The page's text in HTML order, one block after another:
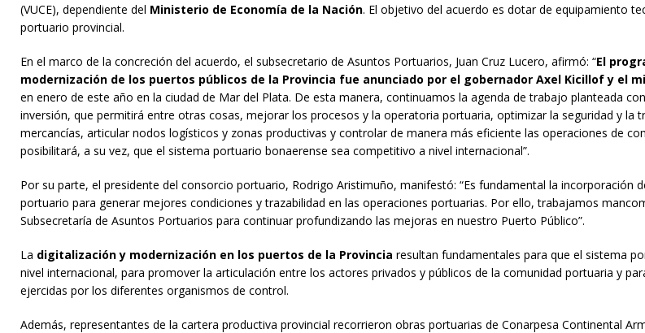
(VUCE), dependiente del Ministerio de Economía de la Nación. El objetivo del acuerdo es dotar de equipamiento
portuario provincial.
En el marco de la concreción del acuerdo, el subsecretario de Asuntos Portuarios, Juan Cruz Lucero, afirmó: “El
modernización de los puertos públicos de la Provincia fue anunciado por el gobernador Axel Kicillof y el
en enero de este año en la ciudad de Mar del Plata. De esta manera, continuamos la agenda de trabajo planteada
inversión, que permitirá entre otras cosas, mejorar los procesos y la operatoria portuaria, optimizar la seguridad y la
mercancías, articular nodos logísticos y zonas productivas y controlar de manera más eficiente las operaciones de
posibilitará, a su vez, que el sistema portuario bonaerense sea competitivo a nivel internacional”.
Por su parte, el presidente del consorcio portuario, Rodrigo Aristimuño, manifestó: “Es fundamental la incorporación
portuario para generar mejores condiciones y trazabilidad en las operaciones portuarias. Por ello, trabajamos
Subsecretaría de Asuntos Portuarios para continuar profundizando las mejoras en nuestro Puerto Público”.
La digitalización y modernización en los puertos de la Provincia resultan fundamentales para que el sistema
nivel internacional, para promover la articulación entre los actores privados y públicos de la comunidad portuaria y
ejercidas por los diferentes organismos de control.
Además, representantes de la cartera productiva provincial recorrieron obras portuarias de Conarpesa Continental